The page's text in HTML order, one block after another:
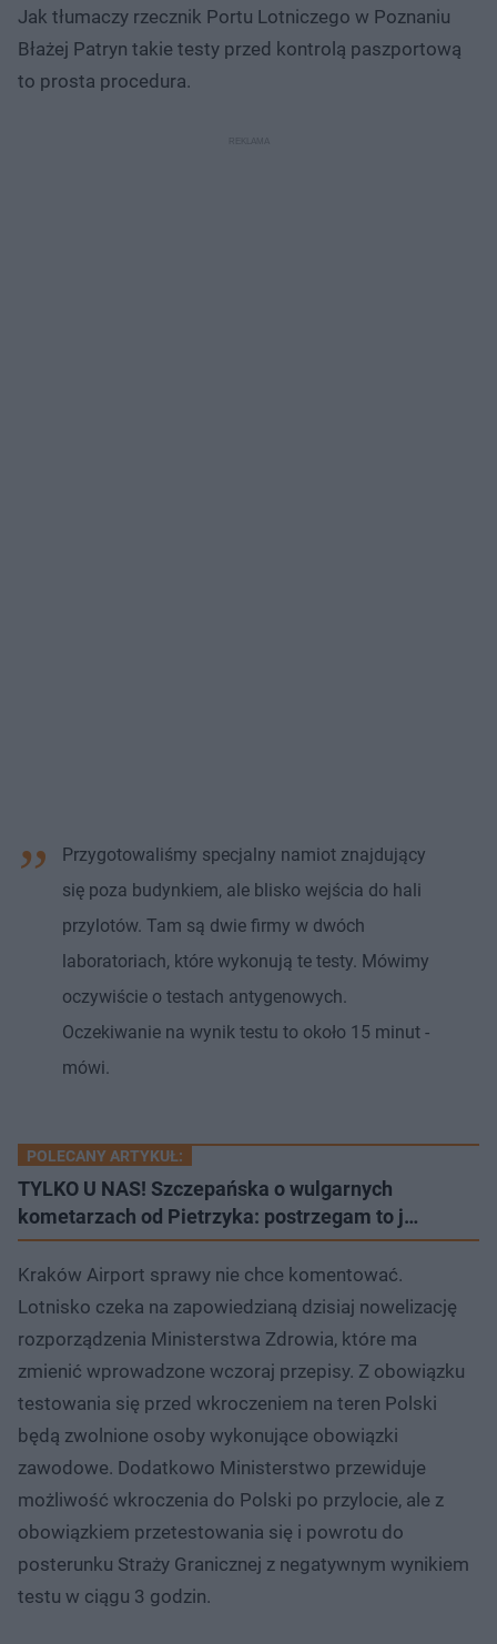
Jak tłumaczy rzecznik Portu Lotniczego w Poznaniu
Błażej Patryn takie testy przed kontrolą paszportową
to prosta procedura.
Przygotowaliśmy specjalny namiot znajdujący
się poza budynkiem, ale blisko wejścia do hali
przylotów. Tam są dwie firmy w dwóch
laboratoriach, które wykonują te testy. Mówimy
oczywiście o testach antygenowych.
Oczekiwanie na wynik testu to około 15 minut -
mówi.
POLECANY ARTYKUŁ:
TYLKO U NAS! Szczepańska o wulgarnych
kometarzach od Pietrzyka: postrzegam to j…
Kraków Airport sprawy nie chce komentować.
Lotnisko czeka na zapowiedzianą dzisiaj nowelizację
rozporządzenia Ministerstwa Zdrowia, które ma
zmienić wprowadzone wczoraj przepisy. Z obowiązku
testowania się przed wkroczeniem na teren Polski
będą zwolnione osoby wykonujące obowiązki
zawodowe. Dodatkowo Ministerstwo przewiduje
możliwość wkroczenia do Polski po przylocie, ale z
obowiązkiem przetestowania się i powrotu do
posterunku Straży Granicznej z negatywnym wynikiem
testu w ciągu 3 godzin.